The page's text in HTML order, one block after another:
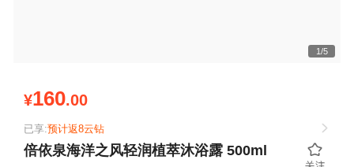
1/5
¥160.00
已享:预计返8云钻
倍依泉海洋之风轻润植萃沐浴露 500ml